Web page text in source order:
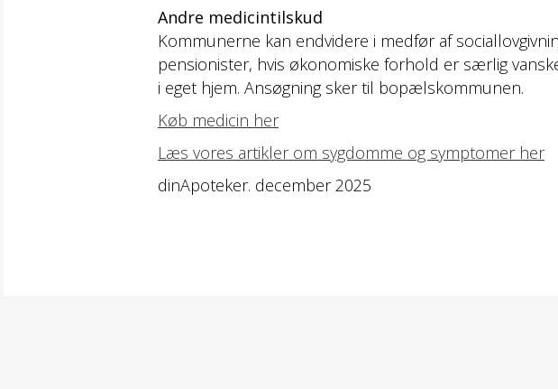
Andre medicintilskud
Kommunerne kan endvidere i medfør af
pensionister, hvis økonomiske forhold er særlig
i eget hjem. Ansøgning sker til bopælskommunen.
Køb medicin her
Læs vores artikler om sygdomme og symptomer her
dinApoteker. december 2025